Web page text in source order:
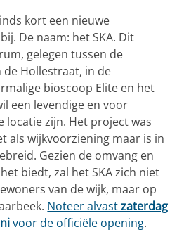
kort een nieuwe
De naam: het SKA. Dit
gelegen tussen de
de Hollestraat, in de
bioscoop Elite en het
een levendige en voor
locatie zijn. Het project was
als wijkvoorziening maar is in
Gezien de omvang en
biedt, zal het SKA zich niet
van de wijk, maar op
Noteer alvastzaterdag
voor de officiële opening.